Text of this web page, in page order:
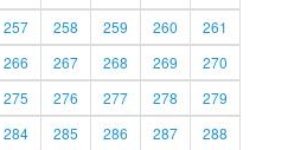
257 258 259 260
261
266 267 268 269
270
275 276 277 278
279
284 285 286 287 288